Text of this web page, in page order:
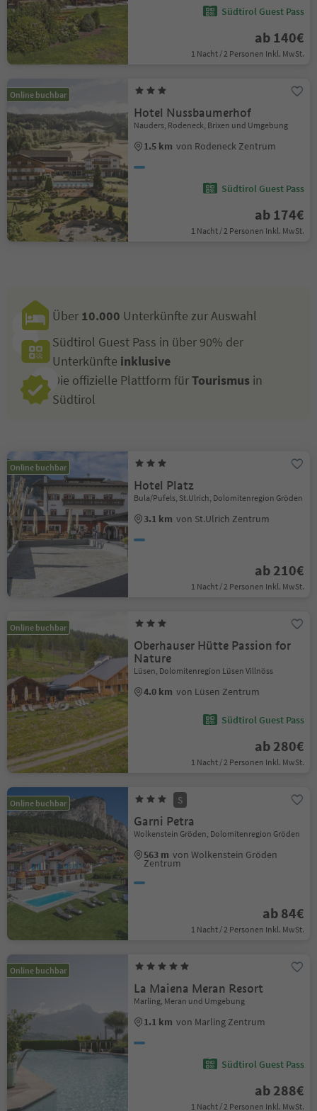
Südtirol Guest Pass
ab 140€
1 Nacht / 2 Personen Inkl. MwSt.
Online buchbar
Hotel Nussbaumerhof
Nauders, Rodeneck, Brixen und Umgebung
1.5 km von Rodeneck Zentrum
Südtirol Guest Pass
ab 174€
1 Nacht / 2 Personen Inkl. MwSt.
Über 10.000 Unterkünfte zur Auswahl
Südtirol Guest Pass in über 90% der
Unterkünfte inklusive
Die offizielle Plattform fürTourismus in
Südtirol
Online buchbar
Hotel Platz
Bula/Pufels, St.Ulrich, Dolomitenregion Gröden
3.1 km von St.Ulrich Zentrum
ab 210€
1 Nacht / 2 Personen Inkl. MwSt.
Online buchbar
Oberhauser Hütte Passion for
Nature
Lüsen, Dolomitenregion Lüsen Villnöss
4.0 km von Lüsen Zentrum
Südtirol Guest Pass
ab 280€
1 Nacht / 2 Personen Inkl. MwSt.
Online buchbar S
Garni Petra
Wolkenstein Gröden, Dolomitenregion Gröden
563 m von Wolkenstein Gröden
Zentrum
ab 84€
1 Nacht / 2 Personen Inkl. MwSt.
Online buchbar
La Maiena Meran Resort
Marling, Meran und Umgebung
1.1 km von Marling Zentrum
Südtirol Guest Pass
ab 288€
1 Nacht / 2 Personen Inkl. MwSt.